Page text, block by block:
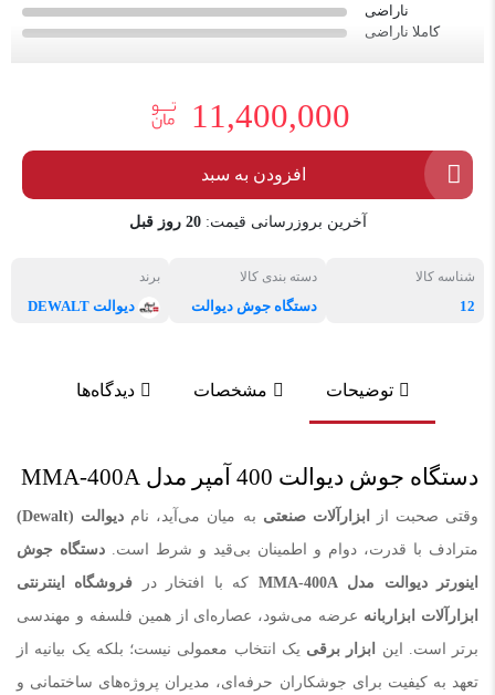
ناراضی
کاملا ناراضی
11,400,000
افزودن به سبد
آخرین بروزرسانی قیمت:20 روز قبل
شناسه کالا
12
دسته بندی کالا
دستگاه جوش دیوالت
برند
دیوالت DEWALT
توضیحات مشخصات دیدگاه‌ها
دستگاه جوش دیوالت 400 آمپر مدل MMA-400A
وقتی صحبت از ابزارآلات صنعتی به میان می‌آید، نام دیوالت (Dewalt)
مترادف با قدرت، دوام و اطمینان بی‌قید و شرط است. دستگاه جوش
اینورتر دیوالت مدل
MMA-400A که با افتخار در فروشگاه اینترنتی
ابزارآلات ابزاربانه عرضه می‌شود، عصاره‌ای از همین فلسفه و مهندسی
برتر است. این
ابزار برقی یک انتخاب معمولی نیست؛ بلکه یک بیانیه از
تعهد به کیفیت برای جوشکاران حرفه‌ای، مدیران پروژه‌های ساختمانی و